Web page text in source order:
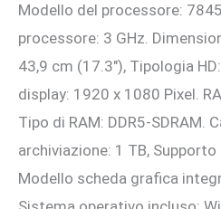
Modello del processore:
processore: 3 GHz.
43,9 cm (17.3″), Tipologia
display: 1920 x 1080 Pixel.
Tipo di RAM: DDR5-SDRAM.
archiviazione: 1 TB, Supporto
Modello scheda grafica